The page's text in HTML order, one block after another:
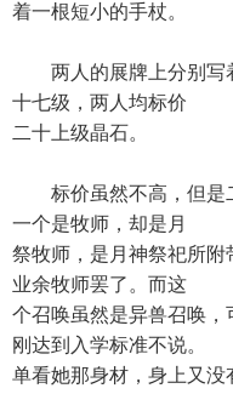
着一根短小的手杖。
两人的展牌上分别写
十七级，两人均标价
二十上级晶石。
标价虽然不高，但是二
一个是牧师，却是月
祭牧师，是月神祭祀所
业余牧师罢了。而这
个召唤虽然是异兽召唤，
刚达到入学标准不说。
单看她那身材，身上又没